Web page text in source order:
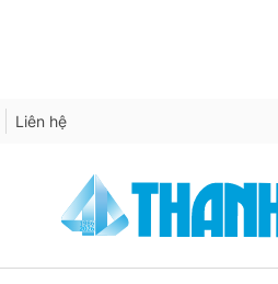
Liên hệ